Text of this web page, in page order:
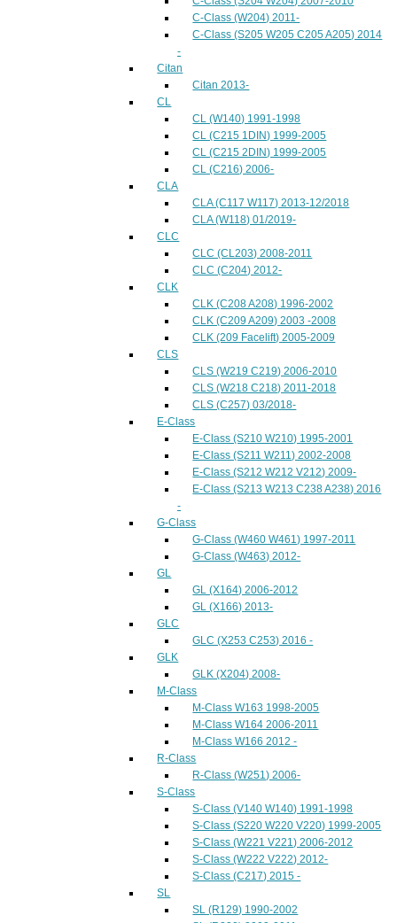
C-Class (W204) 2011-
C-Class (S205 W205 C205 A205) 2014
-
Citan
Citan 2013-
CL
CL (W140) 1991-1998
CL (C215 1DIN) 1999-2005
CL (C215 2DIN) 1999-2005
CL (C216) 2006-
CLA
CLA (C117 W117) 2013-12/2018
CLA (W118) 01/2019-
CLC
CLC (CL203) 2008-2011
CLC (C204) 2012-
CLK
CLK (C208 A208) 1996-2002
CLK (C209 A209) 2003 -2008
CLK (209 Facelift) 2005-2009
CLS
CLS (W219 C219) 2006-2010
CLS (W218 C218) 2011-2018
CLS (C257) 03/2018-
E-Class
E-Class (S210 W210) 1995-2001
E-Class (S211 W211) 2002-2008
E-Class (S212 W212 V212) 2009-
E-Class (S213 W213 C238 A238) 2016
-
G-Class
G-Class (W460 W461) 1997-2011
G-Class (W463) 2012-
GL
GL (X164) 2006-2012
GL (X166) 2013-
GLC
GLC (X253 C253) 2016 -
GLK
GLK (X204) 2008-
M-Class
M-Class W163 1998-2005
M-Class W164 2006-2011
M-Class W166 2012 -
R-Class
R-Class (W251) 2006-
S-Class
S-Class (V140 W140) 1991-1998
S-Class (S220 W220 V220) 1999-2005
S-Class (W221 V221) 2006-2012
S-Class (W222 V222) 2012-
S-Class (C217) 2015 -
SL
SL (R129) 1990-2002